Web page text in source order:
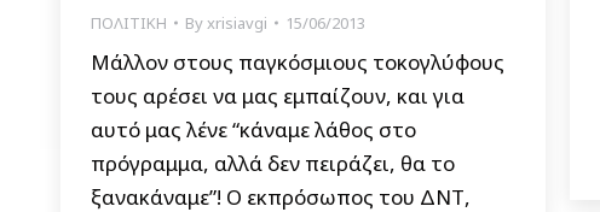
ΠΟΛΙΤΙΚΗ Byxrisiavgi 15/06/2013
Μάλλον στους παγκόσμιους τοκογλύφους
τους αρέσει να μας εμπαίζουν, και για
αυτό μας λένε “κάναμε λάθος στο
πρόγραμμα, αλλά δεν πειράζει, θα το
ξανακάναμε”! Ο εκπρόσωπος του ΔΝΤ,